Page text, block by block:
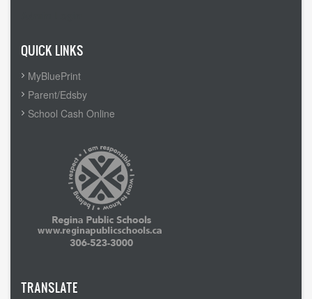
QUICK LINKS
MyBluePrint
Parent/Edsby
School Cash Online
TRANSLATE